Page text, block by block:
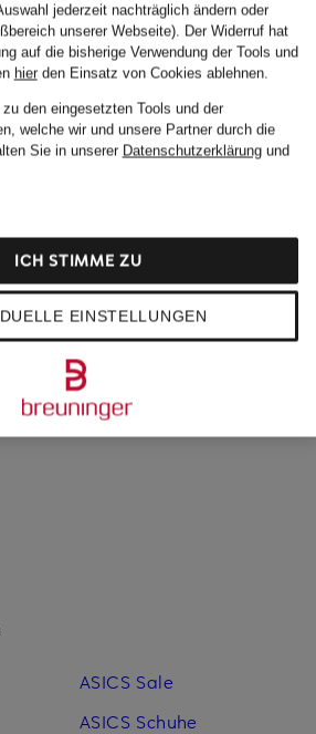
DYNAFIT
Trailrunning-Schuhe
ULTRA 100 V3 GTX
190 €
BROOKS
MAX 4
159,99 €
ASICS Sale
ASICS Schuhe
jederzeit nachträglich ändern oder
unserer Webseite). Der Widerruf hat
auf die bisherige Verwendung der Tools und
hierden Einsatz von Cookies ablehnen.
den eingesetzten Tools und der
welche wir und unsere Partner durch die
Sie in unserer Datenschutzerklärungund
EINSTELLUNGEN
ICH STIMME ZU